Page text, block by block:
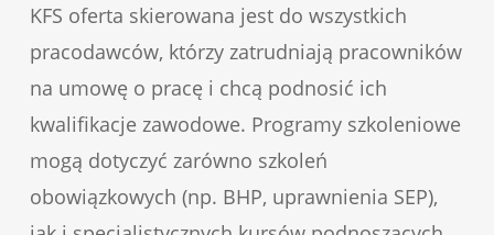
KFS oferta skierowana jest do wszystkich
pracodawców, którzy zatrudniają pracowników
na umowę o pracę i chcą podnosić ich
kwalifikacje zawodowe. Programy szkoleniowe
mogą dotyczyć zarówno szkoleń
obowiązkowych (np. BHP, uprawnienia SEP),